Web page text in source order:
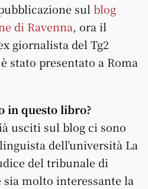
sul blog
di Ravenna, ora il
giornalista del Tg2
stato presentato a Roma
in questo libro?
usciti sul blog ci sono
dell’università La
del tribunale di
sia molto interessante la